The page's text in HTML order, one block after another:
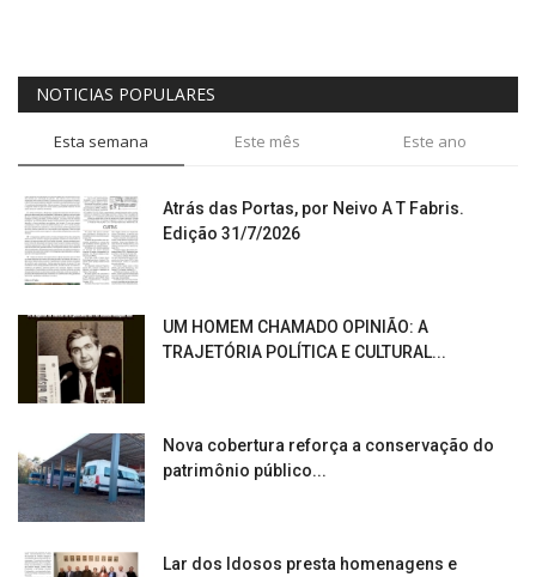
NOTICIAS POPULARES
Esta semana Este mês Este ano
Atrás das Portas, por Neivo A T Fabris.
Edição 31/7/2026
UM HOMEM CHAMADO OPINIÃO: A
TRAJETÓRIA POLÍTICA E CULTURAL...
Nova cobertura reforça a conservação do
patrimônio público...
Lar dos Idosos presta homenagens e